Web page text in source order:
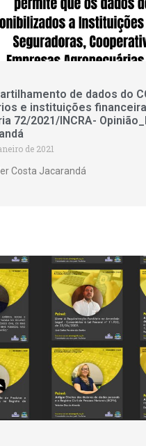
de dados do
e instituições
72/2021/INCRA-
de 2021
Costa Jacarandá